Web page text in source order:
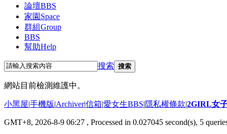
論壇BBS
家園 Space
群組Group
BBS
幫助Help
搜索 搜索
網站目前檢測維護中。
小黑屋|手機版|Archiver|信箱|愛女生BBS|隱私權條款|2GIRL女
GMT+8, 2026-8-9 06:27 , Processed in 0.027045 second(s), 5